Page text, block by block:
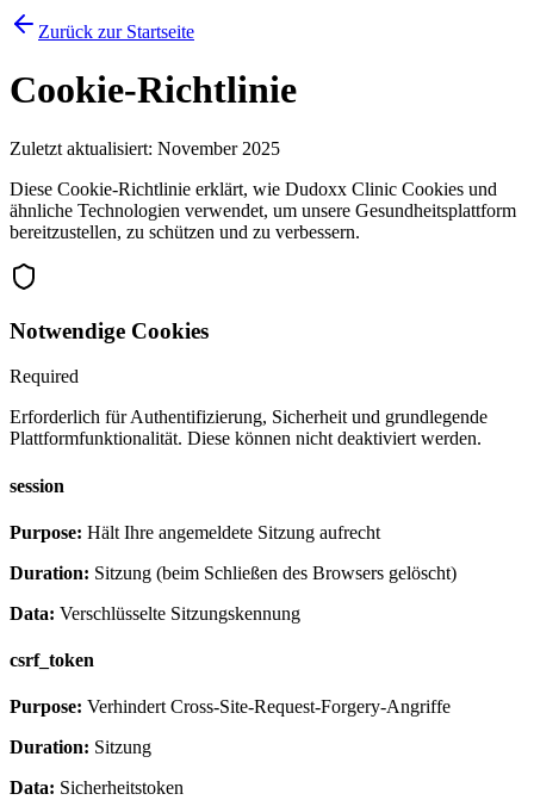
Zurück zur Startseite
Cookie-Richtlinie
Zuletzt aktualisiert: November 2025
Diese Cookie-Richtlinie erklärt, wie Dudoxx Clinic Cookies und
ähnliche Technologien verwendet, um unsere Gesundheitsplattform
bereitzustellen, zu schützen und zu verbessern.
Notwendige Cookies
Required
Erforderlich für Authentifizierung, Sicherheit und grundlegende
Plattformfunktionalität. Diese können nicht deaktiviert werden.
session
Purpose: Hält Ihre angemeldete Sitzung aufrecht
Duration: Sitzung (beim Schließen des Browsers gelöscht)
Data: Verschlüsselte Sitzungskennung
csrf_token
Purpose: Verhindert Cross-Site-Request-Forgery-Angriffe
Duration: Sitzung
Data: Sicherheitstoken